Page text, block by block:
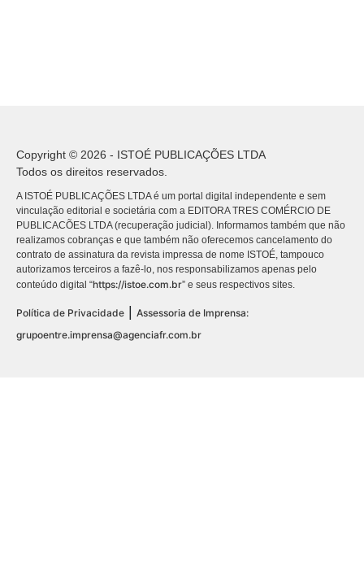
Copyright © 2026 - ISTOÉ PUBLICAÇÕES LTDA
Todos os direitos reservados.
A ISTOÉ PUBLICAÇÕES LTDA é um portal digital independente e sem
vinculação editorial e societária com a EDITORA TRES COMÉRCIO DE
PUBLICACÕES LTDA (recuperação judicial). Informamos também que não
realizamos cobranças e que também não oferecemos cancelamento do
contrato de assinatura da revista impressa de nome ISTOÉ, tampouco
autorizamos terceiros a fazê-lo, nos responsabilizamos apenas pelo
conteúdo digital “https://istoe.com.br” e seus respectivos sites.
Política de Privacidade
Assessoria de Imprensa:
grupoentre.imprensa@agenciafr.com.br